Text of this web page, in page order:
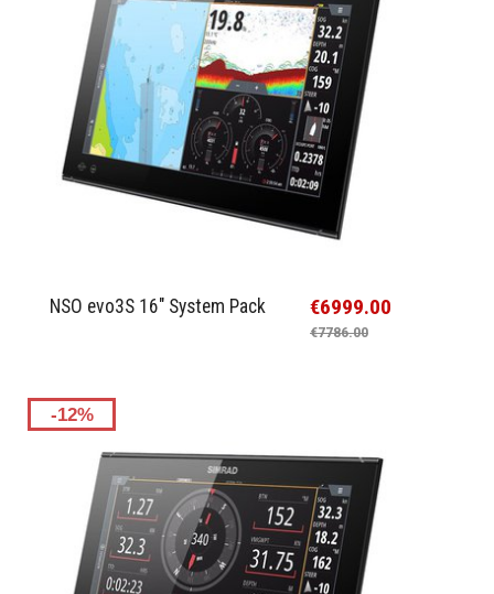
NSO evo3S 16" System Pack €6999.00
€7786.00
-12%